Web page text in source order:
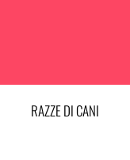
RAZZE DI CANI